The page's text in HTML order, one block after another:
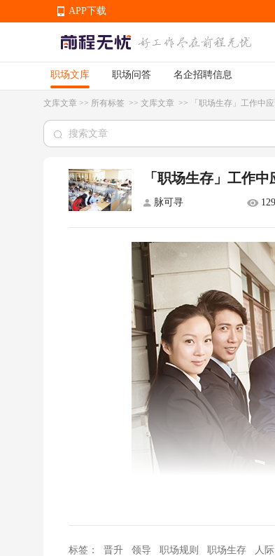
APP下载
APP下载
职场文库 职场问答 名企招聘信息
文库文章 >> 所有标签 >> 文库文章 >> 「职场生存」工作中
「职场生存」工作
脉可寻
网络上走红的辞职信，有千奇百怪的理由，
标签： 晋升 领导 职场规则 职场生存 人